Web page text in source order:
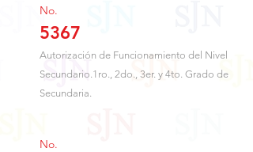
No.
5367
Autorización de Funcionamiento del Nivel
Secundario.1ro., 2do., 3er. y 4to. Grado de
Secundaria.
No.